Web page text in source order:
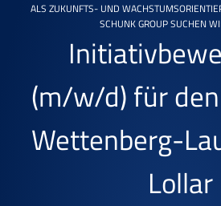
ALS ZUKUNFTS- UND
SCHUNK GROUP SUCHEN
(m/w/d)für
Wettenberg-
Lollar